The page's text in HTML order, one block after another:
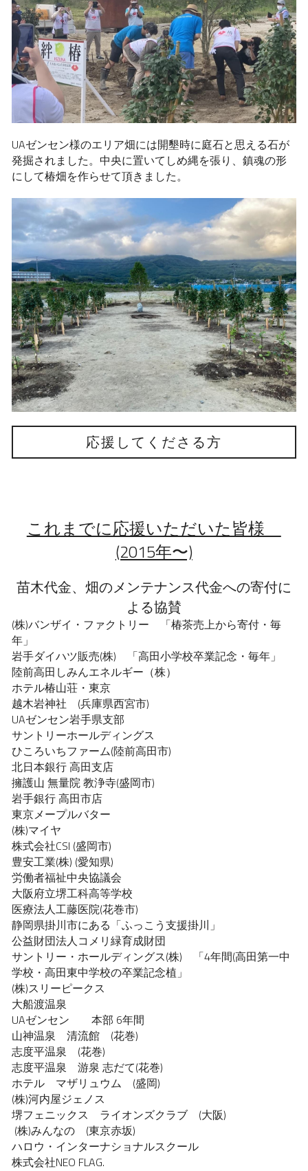
UAゼンセン様のエリア畑には開墾時に庭石と思える石が
発掘されました。中央に置いてしめ縄を張り、鎮魂の形
にして椿畑を作らせて頂きました。
応援してくださる方
これまでに応援いただいた皆様
(2015年〜)
苗木代金、畑のメンテナンス代金への寄付に
よる協賛
(株)バンザイ・ファクトリー　「椿茶売上から寄付・ 毎
年」
岩手ダイハツ販売(株)　「高田小学校卒業記念・毎年」
陸前高田しみんエネルギー（株）
ホテル椿山荘・東京
越木岩神社　(兵庫県西宮市)
UAゼンセン岩手県支部
サントリーホールディングス
ひころいちファーム(陸前高田市)
北日本銀行 高田支店
擁護山 無量院 教浄寺(盛岡市)
岩手銀行 高田市店
東京メープルバター
(株)マイヤ
株式会社CSI (盛岡市)
豊安工業(株) (愛知県)
労働者福祉中央協議会
大阪府立堺工科高等学校
医療法人工藤医院(花巻市)
静岡県掛川市にある「ふっこう支援掛川」
公益財団法人コメリ緑育成財団
サントリー・ホールディングス(株)　「4年間(高田第一中
学校・高田東中学校の卒業記念植」
(株)スリーピークス
大船渡温泉
UAゼンセン　　本部 6年間
山神温泉　清流館　(花巻)
志度平温泉　(花巻)
志度平温泉　游泉 志だて(花巻)
ホテル　マザリュウム　(盛岡)
(株)河内屋ジェノス
堺フェニックス　ライオンズクラブ　(大阪)
(株)みんなの　(東京赤坂)
ハロウ・インターナショナルスクール
株式会社NEO FLAG.